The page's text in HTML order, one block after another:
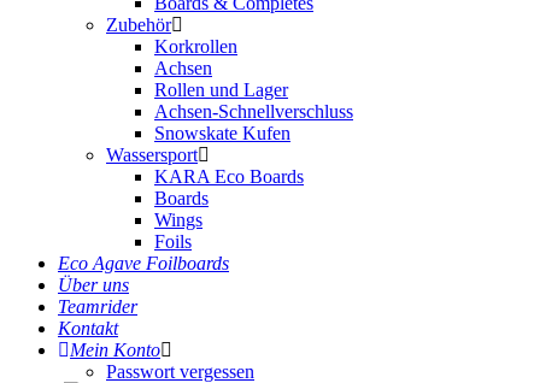
Zubehör
Korkrollen
Achsen
Rollen und Lager
Achsen-Schnellverschluss
Snowskate Kufen
Wassersport
KARA Eco Boards
Boards
Wings
Foils
Eco Agave Foilboards
Über uns
Teamrider
Kontakt
Mein Konto
Passwort vergessen